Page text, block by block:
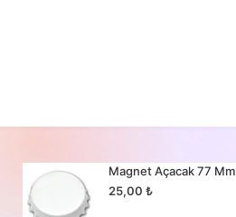
Magnet Açacak 77 Mm
25,00₺